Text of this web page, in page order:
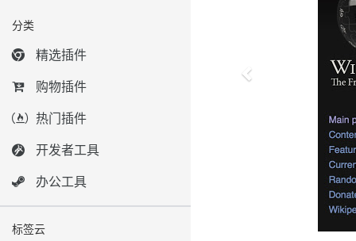
分类
精选插件
购物插件
热门插件
开发者工具
办公工具
标签云